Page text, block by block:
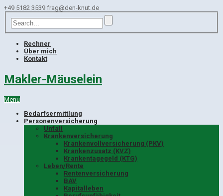
+49 5182 3539 frag@den-knut.de
Rechner
Über mich
Kontakt
Makler-Mäuselein
Menu
Bedarfsermittlung
Personenversicherung
Unfall
Krankenversicherung
Krankenvollversicherung (PKV)
Krankenzusatz (KVZ)
Krankentagegeld (KTG)
Leben/Rente
Rentenversicherung
BAV
Kapitalleben